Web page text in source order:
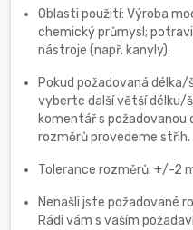
Oblasti použití: Výroba
chemický průmysl;
nástroje (např. kanyly).
Pokud požadovaná
vyberte další větší délku/
komentář s požadovanou
rozměrů provedeme střih.
Tolerance rozměrů: +/-2
Nenašli jste požadované
Rádi vám s vaším